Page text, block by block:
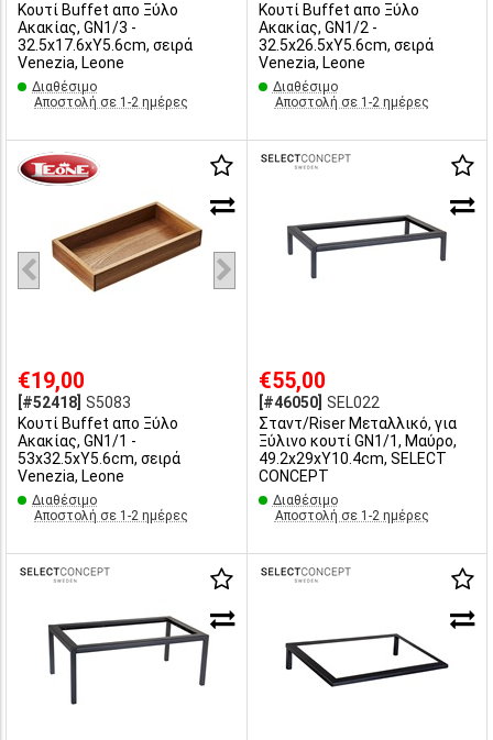
Κουτί Buffet απο Ξύλο
Ακακίας, GN1/3 -
32.5x17.6xΥ5.6cm, σειρά
Venezia, Leone
Διαθέσιμο
Αποστολή σε 1-2 ημέρες
Κουτί Buffet απο Ξύλο
Ακακίας, GN1/2 -
32.5x26.5xΥ5.6cm, σειρά
Venezia, Leone
Διαθέσιμο
Αποστολή σε 1-2 ημέρες
€19,00
[#52418] S5083
Κουτί Buffet απο Ξύλο
Ακακίας, GN1/1 -
53x32.5xΥ5.6cm, σειρά
Venezia, Leone
Διαθέσιμο
Αποστολή σε 1-2 ημέρες
€55,00
[#46050] SEL022
Σταντ/Riser Μεταλλικό, για
Ξύλινο κουτί GN1/1, Μαύρo,
49.2x29xΥ10.4cm, SELECT
CONCEPT
Διαθέσιμο
Αποστολή σε 1-2 ημέρες